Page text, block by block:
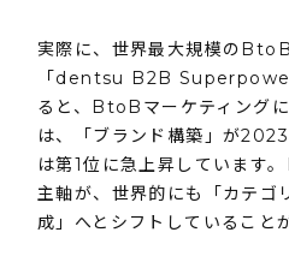
実際に、世界最大規模の
「dentsu B2B
ると、BtoBマーケティング
は、「ブランド構築」が
は第1位に急上昇しています
主軸が、世界的にも「カテゴ
成」へとシフトしていること